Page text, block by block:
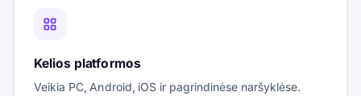
Kelios platformos
Veikia PC, Android, iOS ir pagrindinėse naršyklėse.